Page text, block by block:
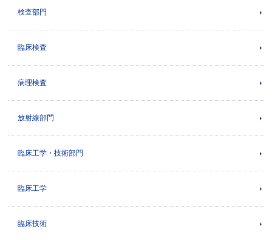
検査部門
臨床検査
病理検査
放射線部門
臨床工学・技術部門
臨床工学
臨床技術